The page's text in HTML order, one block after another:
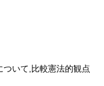
いて,比較憲法的観点